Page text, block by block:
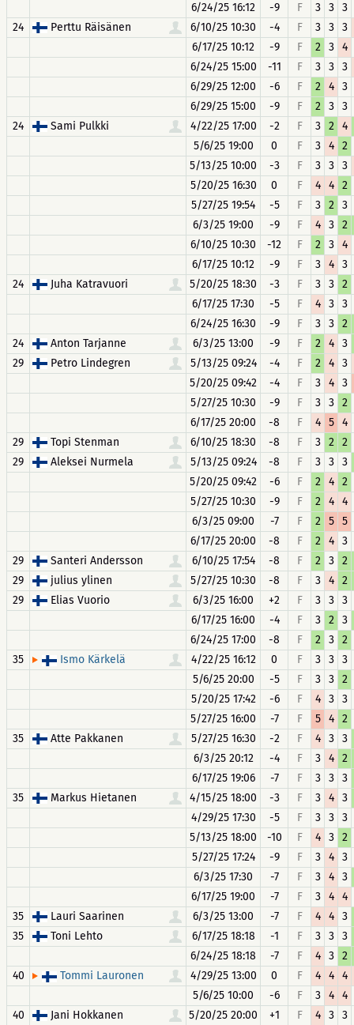
6/24/25 16:12
-9 F 3 3
3
24
Perttu Räisänen 6/10/25 10:30 -4 F 3 3
3
6/17/25 10:12
-9 F 2 3
4
6/24/25 15:00
-11 F 3 3
3
6/29/25 12:00
-6 F 2 4
3
6/29/25 15:00
-9 F 2 3
3
24
Sami Pulkki 4/22/25 17:00 -2 F 3 2
4
5/6/25 19:00
0 F 3 4
2
5/13/25 10:00
-3 F 3 3
3
5/20/25 16:30
0 F 4 4
2
5/27/25 19:54
-5 F 3 2
3
6/3/25 19:00
-9 F 4 3
2
6/10/25 10:30
-12 F 2 3
4
6/17/25 10:12
-9 F 3 4
3
24
Juha Katravuori 5/20/25 18:30 -3 F 3 3
2
6/17/25 17:30
-5 F 4 3
3
6/24/25 16:30
-9 F 3 3
2
24
Anton Tarjanne 6/3/25 13:00 -9 F 2 4
3
29
Petro Lindegren 5/13/25 09:24 -4 F 2 4
3
5/20/25 09:42
-4 F 3 4
3
5/27/25 10:30
-9 F 3 3
2
6/17/25 20:00
-8 F 4 5
4
29
Topi Stenman 6/10/25 18:30 -8 F 3 2
2
29
Aleksei Nurmela 5/13/25 09:24 -8 F 3 3
3
5/20/25 09:42
-6 F 2 4
2
5/27/25 10:30
-9 F 2 4
4
6/3/25 09:00
-7 F 2 5
5
6/17/25 20:00
-8 F 2 4
3
29
Santeri Andersson 6/10/25 17:54 -8 F 2 3
2
29
julius ylinen 5/27/25 10:30 -8 F 3 4
2
29
Elias Vuorio 6/3/25 16:00 +2 F 3 3
3
6/17/25 16:00
-4 F 3 2
3
6/24/25 17:00
-8 F 2 3
2
35
Ismo Kärkelä 4/22/25 16:12 0 F 3 3
3
5/6/25 20:00
-5 F 3 3
2
5/20/25 17:42
-6 F 4 3
3
5/27/25 16:00
-7 F 5 4
2
35
Atte Pakkanen 5/27/25 16:30 -2 F 4 3
3
6/3/25 20:12
-4 F 3 4
2
6/17/25 19:06
-7 F 3 3
3
35
Markus Hietanen 4/15/25 18:00 -3 F 3 4
3
4/29/25 17:30
-5 F 3 3
3
5/13/25 18:00
-10 F 4 3
2
5/27/25 17:24
-9 F 3 4
3
6/3/25 17:30
-7 F 3 4
3
6/17/25 19:00
-7 F 3 4
4
35
Lauri Saarinen 6/3/25 13:00 -7 F 4 4
3
35
Toni Lehto 6/17/25 18:18 -1 F 3 3
3
6/24/25 18:18
-7 F 4 3
2
40
Tommi Lauronen 4/29/25 13:00 0 F 4 4
4
5/6/25 10:00
-6 F 3 4
4
40
Jani Hokkanen 5/20/25 20:00 +1 F 4 3 3